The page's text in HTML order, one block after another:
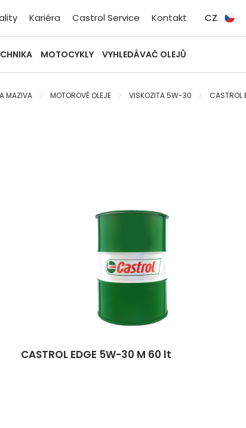
Kariéra Castrol Service Kontakt CZ
MOTOCYKLY VYHLEDÁVAČ OLEJŮ
MAZIVA MOTOROVÉ OLEJE VISKOZITA 5W-30 CASTROL
CASTROL EDGE 5W-30 M 60 lt